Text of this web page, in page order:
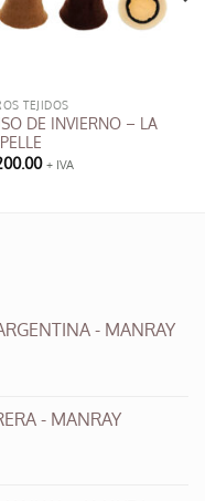
TEJIDOS
DE INVIERNO – LA
+ IVA
- MANRAY
- MANRAY